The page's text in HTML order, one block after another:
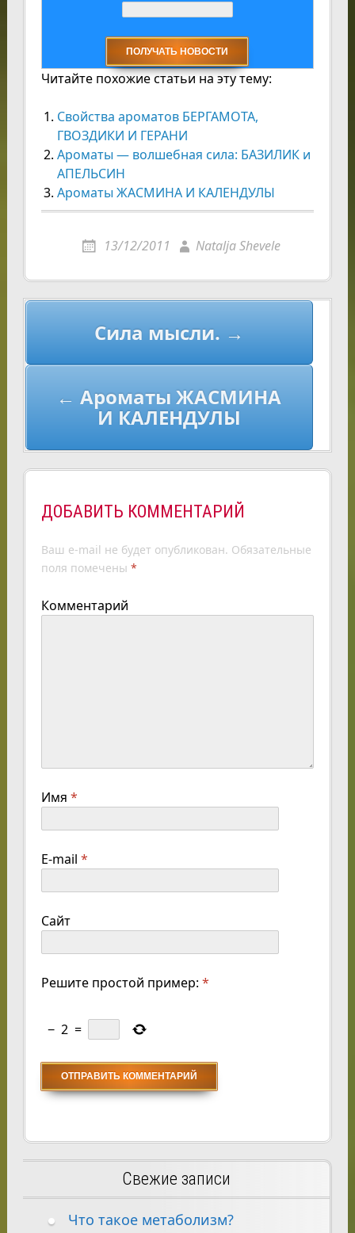
Читайте похожие статьи на эту тему:
Свойства ароматов БЕРГАМОТА,
ГВОЗДИКИ И ГЕРАНИ
Ароматы — волшебная сила: БАЗИЛИК и
АПЕЛЬСИН
Ароматы ЖАСМИНА И КАЛЕНДУЛЫ
13/12/2011 Natalja Shevele
Навигация
записям
Сила мысли. →
← Ароматы ЖАСМИНА
И КАЛЕНДУЛЫ
ДОБАВИТЬ КОММЕНТАРИЙ
Ваш e-mail не будет опубликован. Обязательные
поля помечены *
Комментарий
Имя *
E-mail *
Сайт
Решите простой пример: *
− 2 =
Свежие записи
Что такое метаболизм?